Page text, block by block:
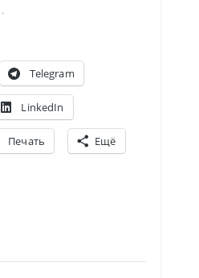
Telegram
LinkedIn
Печать Ещё